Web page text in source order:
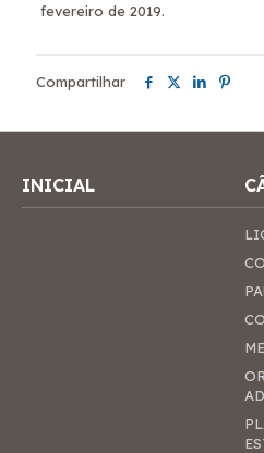
fevereiro de 2019.
Compartilhar
INICIAL